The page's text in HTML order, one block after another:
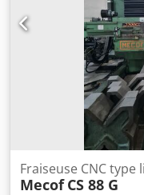
Fraiseuse CNC type
Mecof CS 88 G